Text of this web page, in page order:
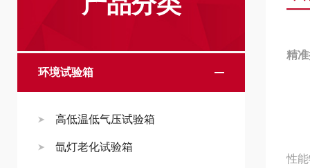
环境试验箱
高低温低气压试验箱
氙灯老化试验箱
精
性